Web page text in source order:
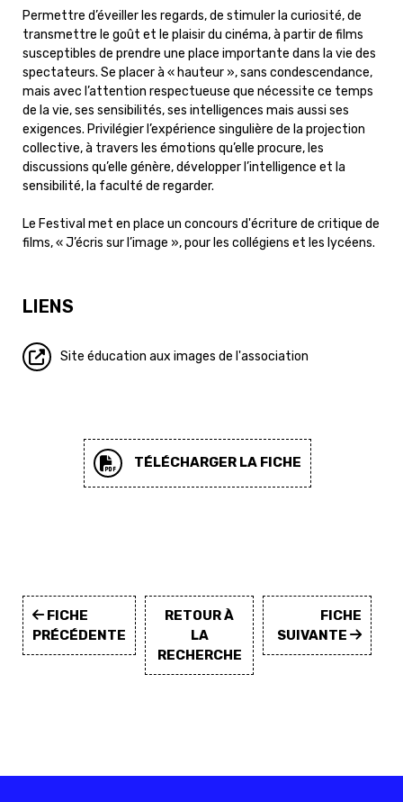
Permettre d’éveiller les regards, de stimuler la curiosité, de
transmettre le goût et le plaisir du cinéma, à partir de films
susceptibles de prendre une place importante dans la vie des
spectateurs. Se placer à « hauteur », sans condescendance,
mais avec l’attention respectueuse que nécessite ce temps
de la vie, ses sensibilités, ses intelligences mais aussi ses
exigences. Privilégier l’expérience singulière de la projection
collective, à travers les émotions qu’elle procure, les
discussions qu’elle génère, développer l’intelligence et la
sensibilité, la faculté de regarder.
Le Festival met en place un concours d'écriture de critique de
films, « J’écris sur l’image », pour les collégiens et les lycéens.
LIENS
Site éducation aux images de l'association
TÉLÉCHARGER LA FICHE
FICHE
PRÉCÉDENTE
RETOUR À
LA
RECHERCHE
FICHE
SUIVANTE